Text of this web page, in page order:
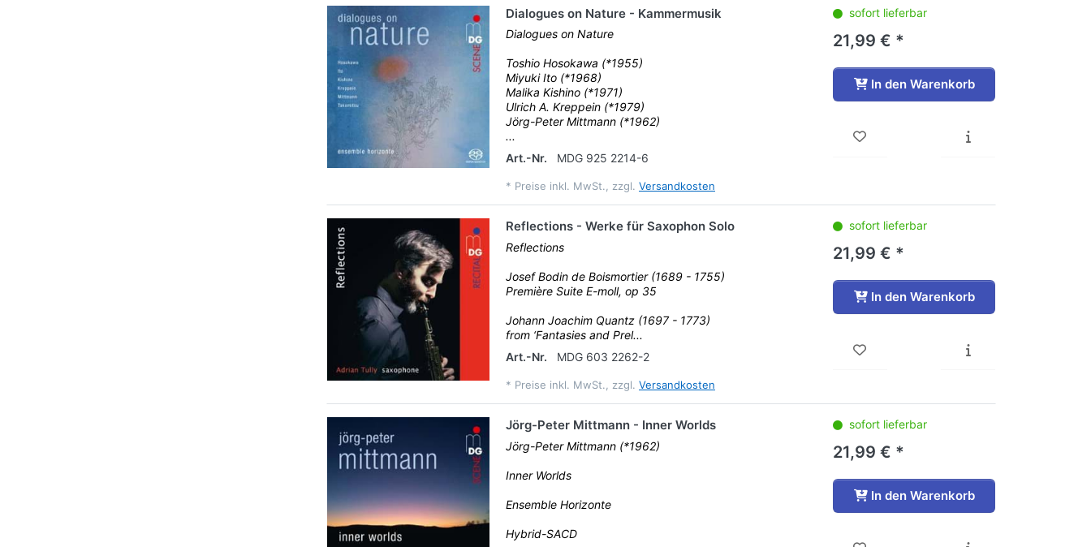
Dialogues on Nature - Kammermusik
Dialogues on Nature
Toshio Hosokawa (*1955)
Miyuki Ito (*1968)
Malika Kishino (*1971)
Ulrich A. Kreppein (*1979)
Jörg-Peter Mittmann (*1962)
...
Art.-Nr.
MDG 925 2214-6
* Preise inkl. MwSt., zzgl. Versandkosten
sofort lieferbar
21,99 € *
In den Warenkorb
Reflections - Werke für Saxophon Solo
Reflections
Josef Bodin de Boismortier (1689 - 1755)
Première Suite E-moll, op 35
Johann Joachim Quantz (1697 - 1773)
from ‘Fantasies and Prel...
Art.-Nr.
MDG 603 2262-2
* Preise inkl. MwSt., zzgl. Versandkosten
sofort lieferbar
21,99 € *
In den Warenkorb
Jörg-Peter Mittmann - Inner Worlds
Jörg-Peter Mittmann (*1962)
Inner Worlds
Ensemble Horizonte
Hybrid-SACD
sofort lieferbar
21,99 € *
In den Warenkorb